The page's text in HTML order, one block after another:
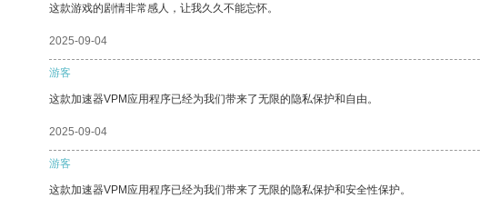
这款游戏的剧情非常感人，让我久久不能忘怀。
2025-09-04
游客
这款加速器VPM应用程序已经为我们带来了无限的隐私保护和自由。
2025-09-04
游客
这款加速器VPM应用程序已经为我们带来了无限的隐私保护和安全性保护。